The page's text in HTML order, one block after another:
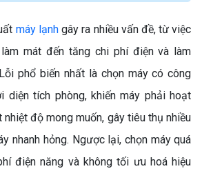
máy lạnhgây ra nhiều vấn đề, từ việc
mát đến tăng chi phí điện và làm
phổ biến nhất là chọn máy có công
diện tích phòng, khiến máy phải hoạt
độ mong muốn, gây tiêu thụ nhiều
nhanh hỏng. Ngược lại, chọn máy quá
điện năng và không tối ưu hoá hiệu